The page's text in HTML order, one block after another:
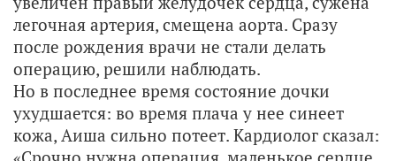
легочная артерия, смещена аорта. Сразу
после рождения врачи не стали делать
операцию, решили наблюдать.
Но в последнее время состояние дочки
ухудшается: во время плача у нее синеет
кожа, Аиша сильно потеет. Кардиолог сказал: